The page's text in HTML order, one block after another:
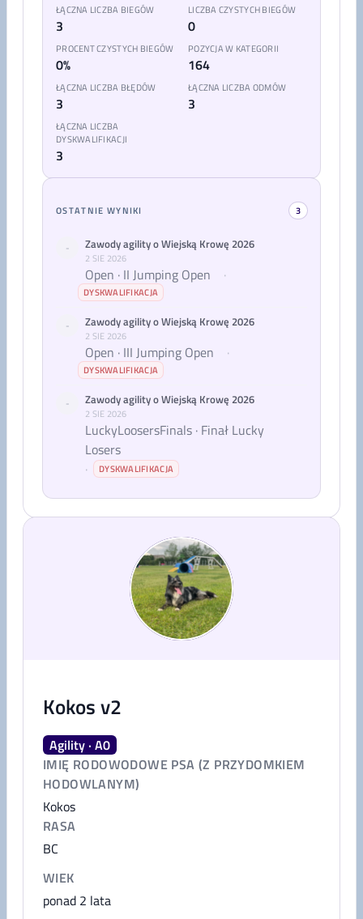
ŁĄCZNA LICZBA BIEGÓW
3
LICZBA CZYSTYCH BIEGÓW
0
PROCENT CZYSTYCH BIEGÓW
0%
POZYCJA W KATEGORII
164
ŁĄCZNA LICZBA BŁĘDÓW
3
ŁĄCZNA LICZBA ODMÓW
3
ŁĄCZNA LICZBA
DYSKWALIFIKACJI
3
OSTATNIE WYNIKI 3
- Zawody agility o Wiejską Krowę 2026
2 SIE 2026
Open · II Jumping Open ·
DYSKWALIFIKACJA
- Zawody agility o Wiejską Krowę 2026
2 SIE 2026
Open · III Jumping Open ·
DYSKWALIFIKACJA
- Zawody agility o Wiejską Krowę 2026
2 SIE 2026
LuckyLoosersFinals · Finał Lucky
Losers
·
DYSKWALIFIKACJA
Kokos v2
Agility · A0
IMIĘ RODOWODOWE PSA (Z PRZYDOMKIEM
HODOWLANYM)
Kokos
RASA
BC
WIEK
ponad 2 lata